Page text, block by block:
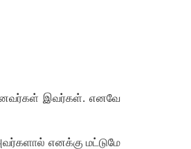
இவர்கள். எனவே
எனக்கு மட்டுமே